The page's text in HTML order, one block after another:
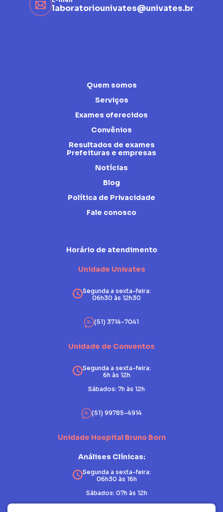
laboratoriounivates@univates.br
Quem somos
Serviços
Exames oferecidos
Convênios
Resultados de exames
Prefeituras e empresas
Notícias
Blog
Política de Privacidade
Fale conosco
Horário de atendimento
Unidade Univates
Segunda a sexta-feira:
06h30 às 12h30
(51) 3714-7041
Unidade de Conventos
Segunda a sexta-feira:
6h às 12h
Sábados: 7h às 12h
(51) 99785-4914
Unidade Hospital Bruno Born
Análises Clínicas:
Segunda a sexta-feira:
06h30 às 16h
Sábados: 07h às 12h